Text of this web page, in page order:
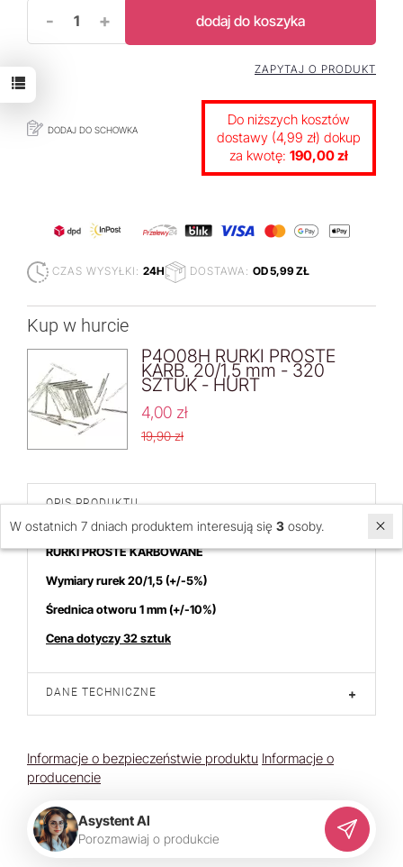
- + dodaj do koszyka
DODAJ DO SCHOWKA
ZAPYTAJ O PRODUKT
Do niższych kosztów
dostawy (4,99 zł) dokup
za kwotę: 190,00 zł
CZAS WYSYŁKI: 24H DOSTAWA: OD 5,99 ZŁ
Kup w hurcie
P4O08H RURKI PROSTE
KARB. 20/1,5 mm - 320
SZTUK - HURT
4,00 zł
19,90 zł
OPIS PRODUKTU -
RURKI PROSTE KARBOWANE
Wymiary rurek 20/1,5(+/-5%)
Średnica otworu 1 mm (+/-10%)
Cena dotyczy 32 sztuk
DANE TECHNICZNE +
Informacje o bezpieczeństwie produktu Informacje o
producencie
Asystent AI
Porozmawiaj o produkcie
W ostatnich 7 dniach produktem interesują się 3 osoby.